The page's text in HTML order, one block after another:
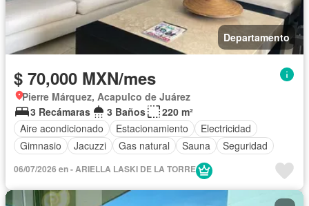
Departamento
$ 70,000 MXN/mes
Pierre Márquez, Acapulco de Juárez
3 Recámaras
3 Baños
220 m²
Aire acondicionado
Estacionamiento
Electricidad
Gimnasio
Jacuzzi Gas natural Sauna Seguridad
06/07/2026 en - ARIELLA LASKI DE LA TORRE